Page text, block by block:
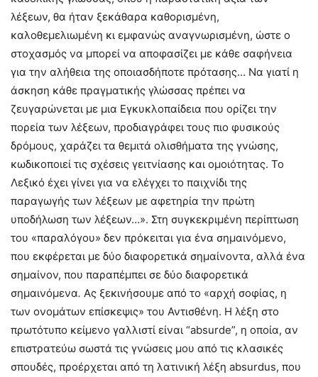
λέξεων, θα ήταν ξεκάθαρα καθορισμένη,
καλοθεμελιωμένη κι εμφανώς αναγνωρισμένη, ώστε ο
στοχασμός να μπορεί να αποφασίζει με κάθε σαφήνεια
για την αλήθεια της οποιασδήποτε πρότασης… Να γιατί η
άσκηση κάθε πραγματικής γλώσσας πρέπει να
ζευγαρώνεται με μια Εγκυκλοπαίδεια που ορίζει την
πορεία των λέξεων, προδιαγράφει τους πιο φυσικούς
δρόμους, χαράζει τα θεμιτά ολισθήματα της γνώσης,
κωδικοποιεί τις σχέσεις γειτνίασης και ομοιότητας. Το
Λεξικό έχει γίνει για να ελέγχει το παιχνίδι της
παραγωγής των λέξεων με αφετηρία την πρώτη
υποδήλωση των λέξεων…». Στη συγκεκριμένη περίπτωση
του «παραλόγου» δεν πρόκειται για ένα σημαινόμενο,
που εκφέρεται με δύο διαφορετικά σημαίνοντα, αλλά ένα
σημαίνον, που παραπέμπει σε δύο διαφορετικά
σημαινόμενα. Ας ξεκινήσουμε από το «αρχή σοφίας, η
των ονομάτων επίσκεψις» του Αντισθένη. Η λέξη στο
πρωτότυπο κείμενο γαλλιστί είναι “absurde”, η οποία, αν
επιστρατεύω σωστά τις γνώσεις μου από τις κλασικές
σπουδές, προέρχεται από τη λατινική λέξη absurdus, που